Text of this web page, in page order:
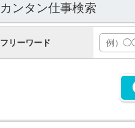
カンタン仕事検索
フリーワード